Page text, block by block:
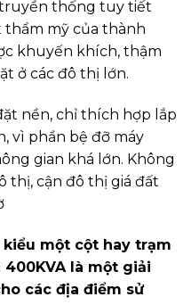
thống tuy tiết
thẩm mỹ của thành
khuyến khích, thậm
ở các đô thị lớn.
nền, chỉ thích hợp lắp
vì phần bệ đỡ máy
gian khá lớn. Không
thị, cận đô thị giá đất
một cột hay trạm
là một giải
các địa điểm sử